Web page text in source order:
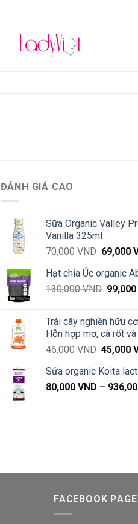
ĐÁNH GIÁ CAO
Sữa Organic Valley
Vanilla 325ml
70,000VND Giá
là:
70,000
69,000
Hạt chia Úc organic
130,000VND Giá
Trái cây nghiền hữu
Hỗn hợp mơ, cà rốt
46,000VND Giá
là:
46,000
45,000
Sữa organic Koita
80,000 VND –
FACEBOOK PAGE